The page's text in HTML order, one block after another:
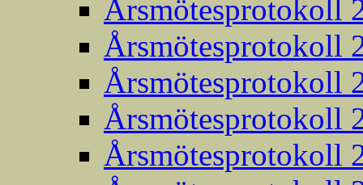
Årsmötesprotokoll
Årsmötesprotokoll
Årsmötesprotokoll
Årsmötesprotokoll
Årsmötesprotokoll